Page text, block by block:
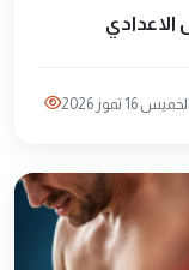
الاعدادي
الخميس 16 تموز 2026